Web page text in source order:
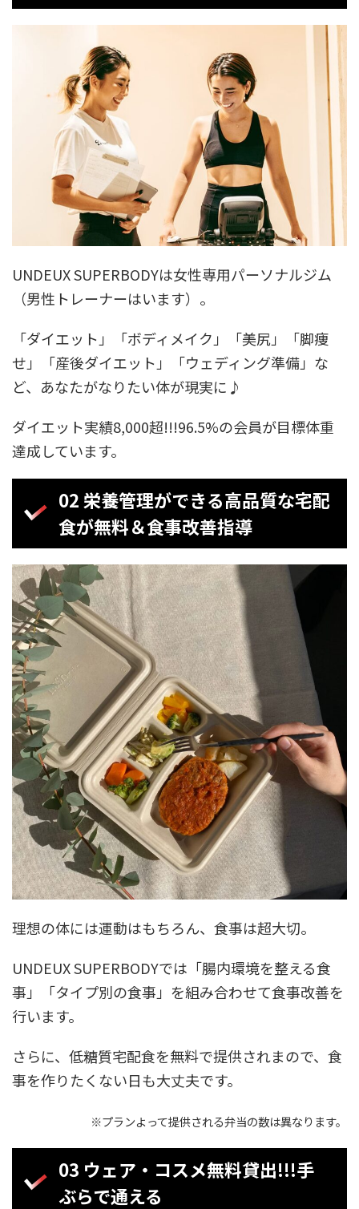
UNDEUX SUPERBODYは女性専用パーソナルジム
（男性トレーナーはいます）。
「ダイエット」「ボディメイク」「美尻」「脚痩
せ」「産後ダイエット」「ウェディング準備」な
ど、あなたがなりたい体が現実に♪
ダイエット実績8,000超!!!96.5%の会員が目標体重
達成しています。
02 栄養管理ができる高品質な宅配
食が無料＆食事改善指導
理想の体には運動はもちろん、食事は超大切。
UNDEUX SUPERBODYでは「腸内環境を整える食
事」「タイプ別の食事」を組み合わせて食事改善を
行います。
さらに、低糖質宅配食を無料で提供されまので、食
事を作りたくない日も大丈夫です。
※プランよって提供される弁当の数は異なります。
03 ウェア・コスメ無料貸出!!!手
ぶらで通える